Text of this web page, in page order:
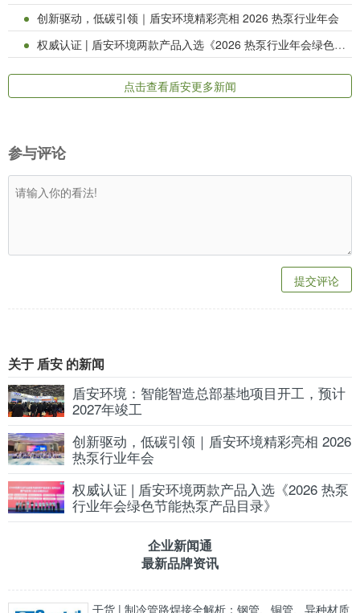
创新驱动，低碳引领｜盾安环境精彩亮相 2026 热泵行业年会
权威认证 | 盾安环境两款产品入选《2026 热泵行业年会绿色节能热泵产品目录》
点击查看盾安更多新闻
参与评论
提交评论
关于 盾安 的新闻
盾安环境：智能智造总部基地项目开工，预计
2027年竣工
创新驱动，低碳引领｜盾安环境精彩亮相 2026
热泵行业年会
权威认证 | 盾安环境两款产品入选《2026 热泵
行业年会绿色节能热泵产品目录》
企业新闻通
最新品牌资讯
干货 | 制冷管路焊接全解析：钢管、铜管、异种材质